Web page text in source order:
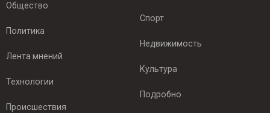
Общество
Политика
Лента мнений
Технологии
Происшествия
Спорт
Недвижимость
Культура
Подробно